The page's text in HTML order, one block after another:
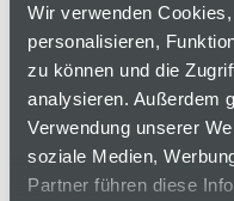
Wir verwenden
personalisieren,
zu können und die
analysieren. Außerdem
Verwendung unserer
soziale Medien,
Partner führen diese
Länge